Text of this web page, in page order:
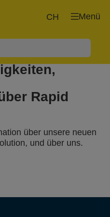
Menü
CH
Rapid
über unsere neuen
und über uns.